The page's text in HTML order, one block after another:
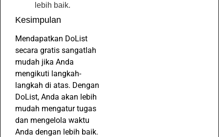
lebih baik.
Kesimpulan
Mendapatkan DoList
secara gratis sangatlah
mudah jika Anda
mengikuti langkah-
langkah di atas. Dengan
DoList, Anda akan lebih
mudah mengatur tugas
dan mengelola waktu
Anda dengan lebih baik.